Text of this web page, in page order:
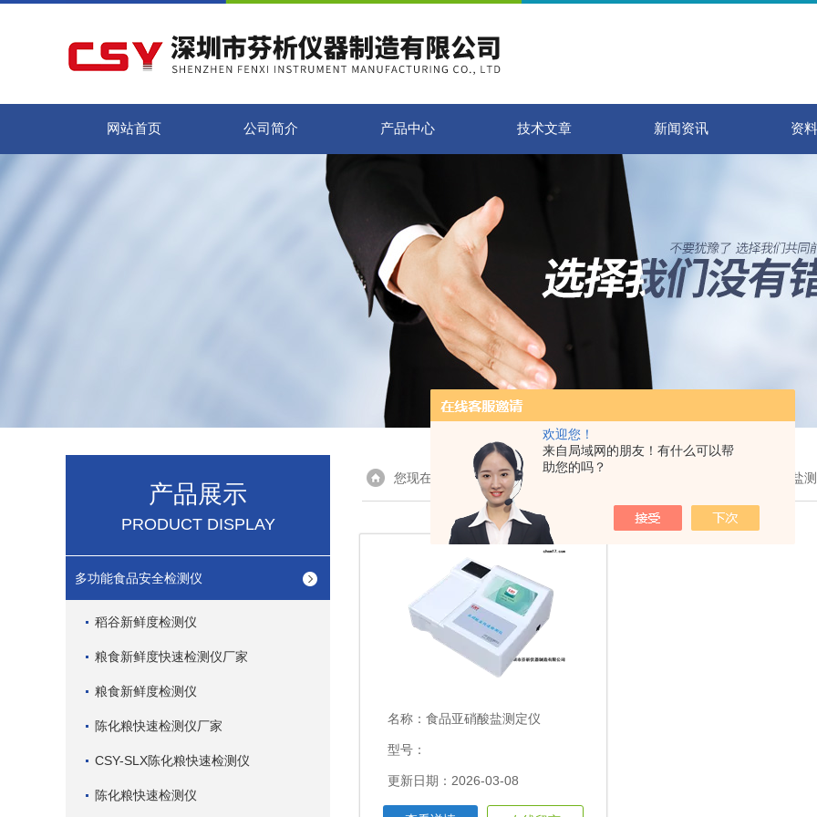
欢迎您！
来自局域网的朋友！有什么可以帮
助您的吗？
网站首页 公司简介 产品中心 技术文章 新闻资讯 资
产品展示
PRODUCT DISPLAY
多功能食品安全检测仪
稻谷新鲜度检测仪
粮食新鲜度快速检测仪厂家
粮食新鲜度检测仪
陈化粮快速检测仪厂家
CSY-SLX陈化粮快速检测仪
陈化粮快速检测仪
您现在的位置：首页> 产品展示 > 多功能食品安全检测仪 >食品亚硝酸盐
名称： 食品亚硝酸盐测定仪
型号：
更新日期：2026-03-08